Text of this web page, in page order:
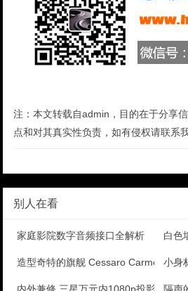
注：本文转载自admin，目的在于分享
点和对其真实性负责，如有侵权请联系
别人在看
家庭影院数字音频接口全解析 白色
造型奇特的旗舰 Cessaro Carmen号角
小身